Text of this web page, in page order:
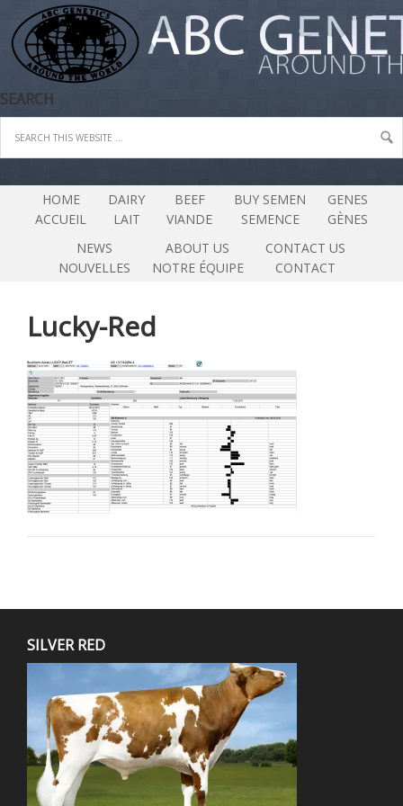
SEARCH
HOME
ACCUEIL
DAIRY
LAIT
BEEF
VIANDE
BUY SEMEN
SEMENCE
GENES
GÈNES
NEWS
NOUVELLES
ABOUT US
NOTRE ÉQUIPE
CONTACT US
CONTACT
Lucky-Red
SILVER RED